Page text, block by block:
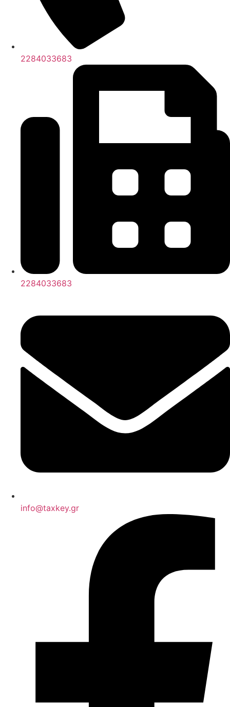
2284033683
2284033683
info@taxkey.gr